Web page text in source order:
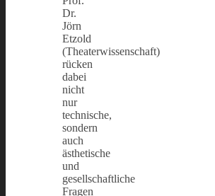
Dr.
Jörn
Etzold
(Theaterwissenschaft)
rücken
dabei
nicht
nur
technische,
sondern
auch
ästhetische
und
gesellschaftliche
Fragen